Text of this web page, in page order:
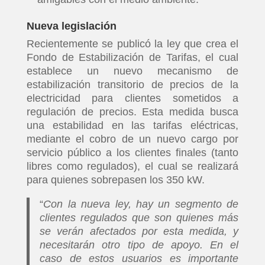
Nueva legislación
Recientemente se publicó la ley que crea el
Fondo de Estabilización de Tarifas, el cual
establece un nuevo mecanismo de
estabilización transitorio de precios de la
electricidad para clientes sometidos a
regulación de precios. Esta medida busca
una estabilidad en las tarifas eléctricas,
mediante el cobro de un nuevo cargo por
servicio público a los clientes finales (tanto
libres como regulados), el cual se realizará
para quienes sobrepasen los 350 kW.
“Con la nueva ley, hay un segmento de
clientes regulados que son quienes más
se verán afectados por esta medida, y
necesitarán otro tipo de apoyo. En el
caso de estos usuarios es importante